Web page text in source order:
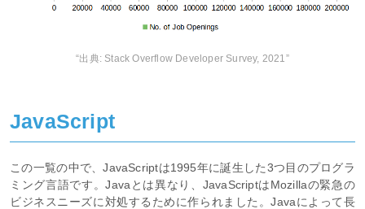
“出典: Stack Overflow Developer Survey, 2021”
JavaScript
この一覧の中で、JavaScriptは1995年に誕生した3つ目のプログラ
ミング言語です。Javaとは異なり、JavaScriptはMozillaの緊急の
ビジネスニーズに対処するために作られました。Javaによって長